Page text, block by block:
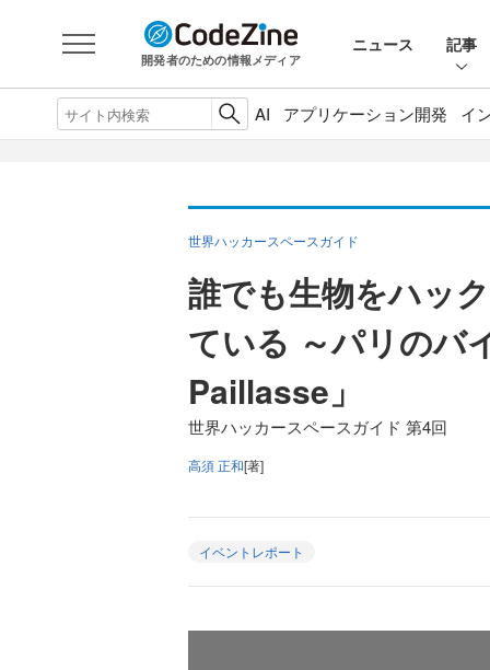
開発者のための情報メディア
ニュース 記事
AI アプリケーション開発 イ
世界ハッカースペースガイド
誰でも生物をハッ
ている ～パリのバ
Paillasse」
世界ハッカースペースガイド 第4回
高須 正和[著]
イベントレポート